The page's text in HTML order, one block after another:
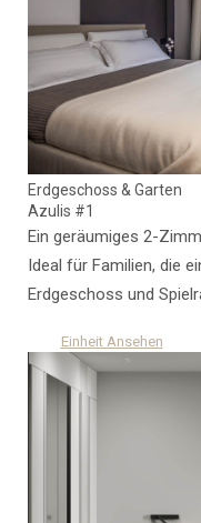
Erdgeschoss & Garten
Azulis #1
Ein geräumiges 2-
Ideal für Familien, die
Erdgeschoss und
Einheit Ansehen